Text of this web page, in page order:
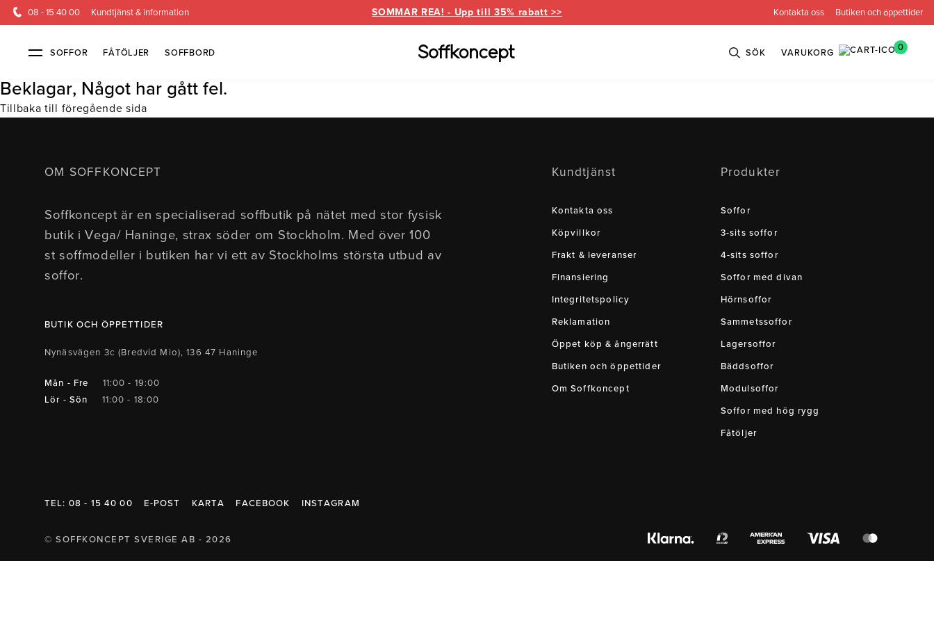
08 - 15 40 00 Kundtjänst & information SOMMAR REA! - Upp till 35% rabatt >> Kontakta oss Butiken och öppettider
SOFFOR FÅTÖLJER SOFFBORD SÖK VARUKORG 0
Soffor & fåtöljer
4-sits soffor
Bäddsoffor
Skinnmöbler
Sammetssoffor
Soffor med divan
Soffor med hög rygg
Varumärken
Burhéns
Conform
Kleppe
Neiser
Inredning
Kundtjänst
Finansiering
Öppetköp & ångerrätt
Information
Beklagar, Något har gått fel.
Tillbaka till föregående sida
OM SOFFKONCEPT
Soffkoncept är en specialiserad soffbutik på nätet med stor fysisk
butik i Vega/ Haninge, strax söder om Stockholm. Med över 100
st soffmodeller i butiken har vi ett av Stockholms största utbud av
soffor.
BUTIK OCH ÖPPETTIDER
Nynäsvägen 3c (Bredvid Mio), 136 47 Haninge
Mån - Fre
11:00 - 19:00
Lör - Sön
11:00 - 18:00
Kundtjänst
Kontakta oss
Köpvillkor
Frakt & leveranser
Finansiering
Integritetspolicy
Reklamation
Öppet köp & ångerrätt
Butiken och öppettider
Om Soffkoncept
Produkter
Soffor
3-sits soffor
4-sits soffor
Soffor med divan
Hörnsoffor
Sammetssoffor
Lagersoffor
Bäddsoffor
Modulsoffor
Soffor med hög rygg
Fåtöljer
TEL: 08 - 15 40 00 E-POST KARTA FACEBOOK INSTAGRAM
© SOFFKONCEPT SVERIGE AB - 2026